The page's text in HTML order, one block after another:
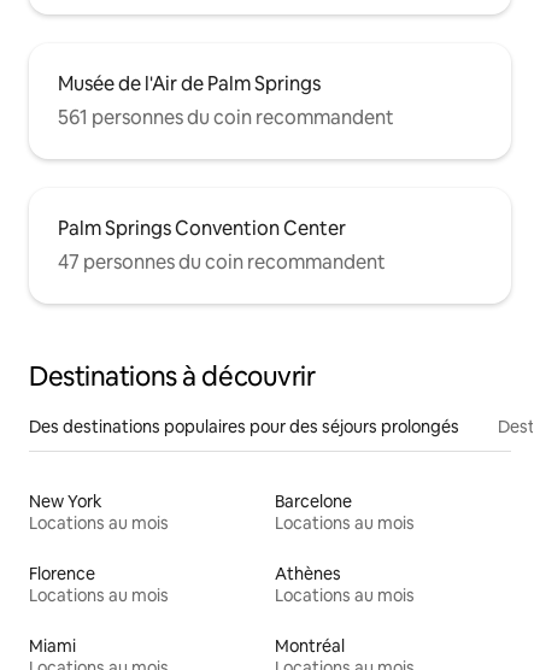
Musée de l'Air de Palm Springs
561 personnes du coin recommandent
Palm Springs Convention Center
47 personnes du coin recommandent
Destinations à découvrir
Des destinations populaires pour des séjours prolongés
New York
Locations au mois
Barcelone
Locations au mois
Florence
Locations au mois
Athènes
Locations au mois
Miami
Montréal